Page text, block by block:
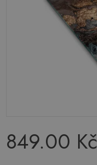
849.00 Kč